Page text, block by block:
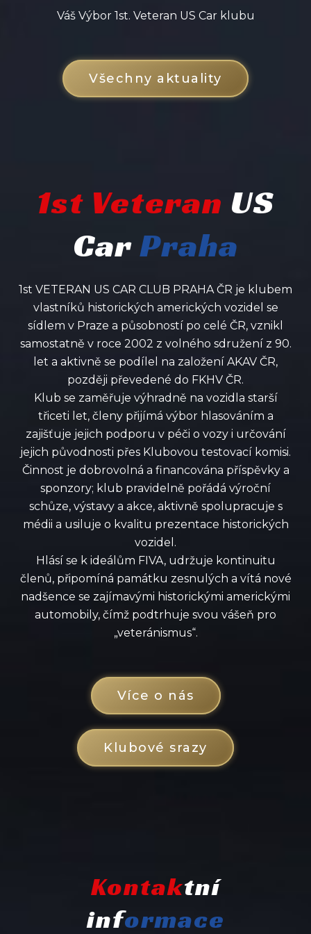
Váš Výbor 1st. Veteran US Car klubu
Všechny aktuality
1st Veteran US
CarPraha
1st VETERAN US CAR CLUB PRAHA ČR je klubem
vlastníků historických amerických vozidel se
sídlem v Praze a působností po celé ČR, vznikl
samostatně v roce 2002 z volného sdružení z 90.
let a aktivně se podílel na založení AKAV ČR,
později převedené do FKHV ČR.
Klub se zaměřuje výhradně na vozidla starší
třiceti let, členy přijímá výbor hlasováním a
zajišťuje jejich podporu v péči o vozy i určování
jejich původnosti přes Klubovou testovací komisi.
Činnost je dobrovolná a financována příspěvky a
sponzory; klub pravidelně pořádá výroční
schůze, výstavy a akce, aktivně spolupracuje s
médii a usiluje o kvalitu prezentace historických
vozidel.
Hlásí se k ideálům FIVA, udržuje kontinuitu
členů, připomíná památku zesnulých a vítá nové
nadšence se zajímavými historickými americkými
automobily, čímž podtrhuje svou vášeň pro
„veteránismus“.
Více o nás
Klubové srazy
Kontaktní
informace